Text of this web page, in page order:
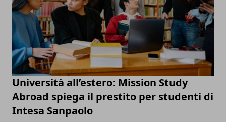
Università all’estero: Mission Study
Abroad spiega il prestito per studenti di
Intesa Sanpaolo